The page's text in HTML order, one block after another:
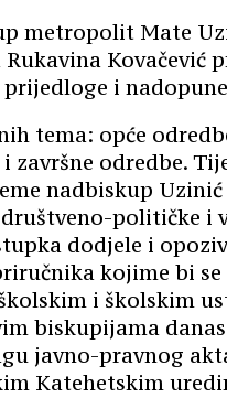
metropolit Mate
Kovačević
i
tema: opće
završne odredbe.
nadbiskup
političke
dodjele i
kojime bi
i školskim
biskupijama
javno-pravnog
Katehetskim